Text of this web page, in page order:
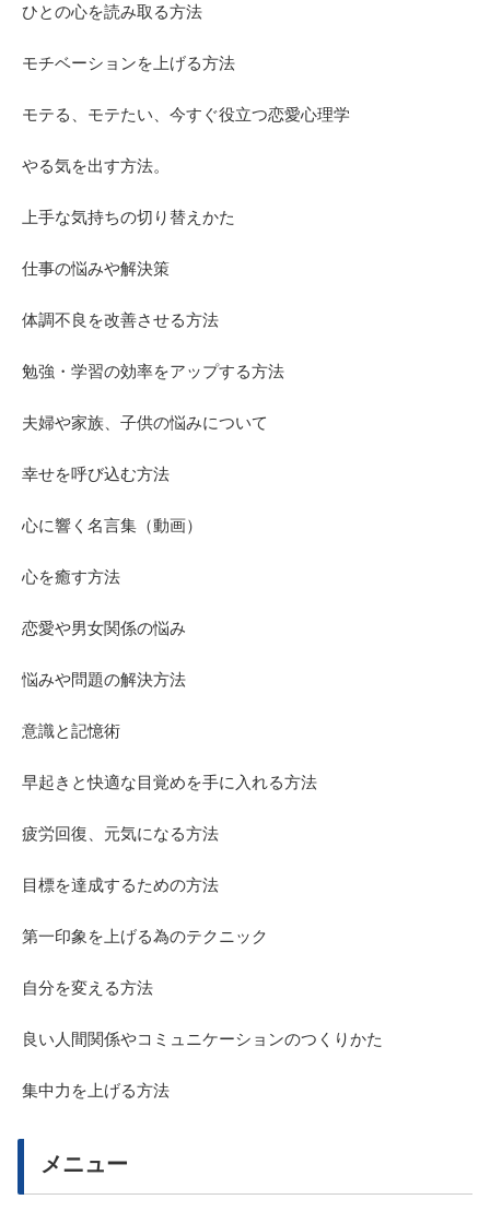
ひとの心を読み取る方法
モチベーションを上げる方法
モテる、モテたい、今すぐ役立つ恋愛心理学
やる気を出す方法。
上手な気持ちの切り替えかた
仕事の悩みや解決策
体調不良を改善させる方法
勉強・学習の効率をアップする方法
夫婦や家族、子供の悩みについて
幸せを呼び込む方法
心に響く名言集（動画）
心を癒す方法
恋愛や男女関係の悩み
悩みや問題の解決方法
意識と記憶術
早起きと快適な目覚めを手に入れる方法
疲労回復、元気になる方法
目標を達成するための方法
第一印象を上げる為のテクニック
自分を変える方法
良い人間関係やコミュニケーションのつくりかた
集中力を上げる方法
メニュー